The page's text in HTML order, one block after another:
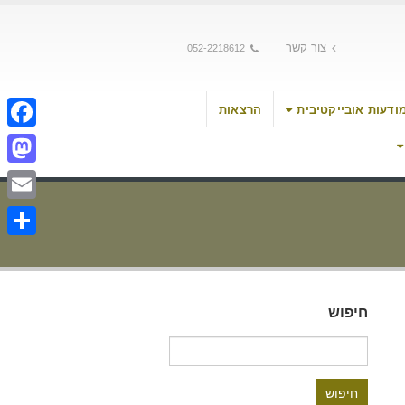
צור קשר 052-2218612
אובייקטיבית הרצאות
חיפוש
Email